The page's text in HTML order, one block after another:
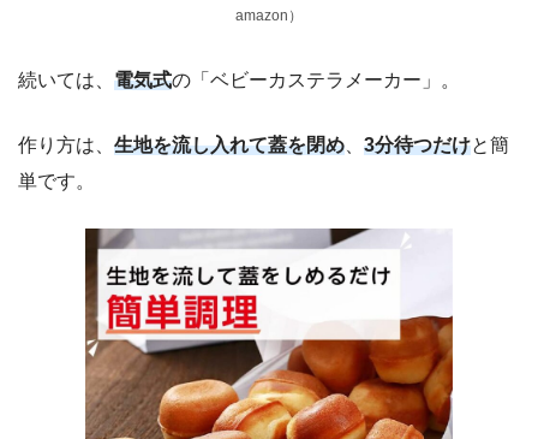
amazon）
続いては、 電気式の「ベビーカステラメーカー」。
作り方は、 生地を流し入れて蓋を閉め 3分待つだけと簡
単です。